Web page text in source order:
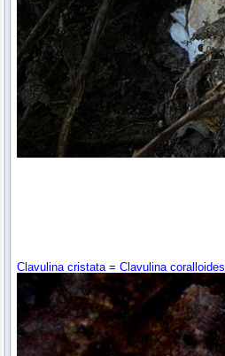
Clavulina cristata = Clavulina coralloides